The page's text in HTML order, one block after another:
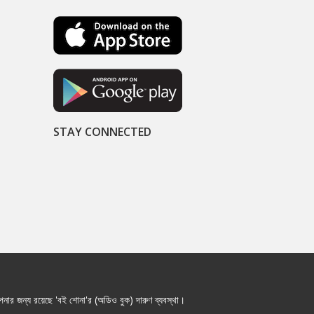
STAY CONNECTED
জন্য রয়েছে 'বই শোনা'র (অডিও বুক) দারুণ ব্যবস্থা।